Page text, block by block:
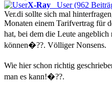
X-Ray
User (962
Ver.di sollte sich mal
Monaten einem Tarifvertrag für
hat, bei dem die Leute
können�??. Völliger Nonsens.
Wie hier schon richtig
man es kann!�??.